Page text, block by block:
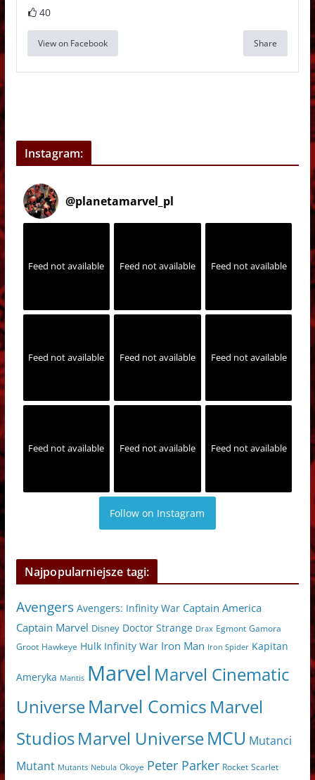
40
View on Facebook Share
Instagram:
@planetamarvel_pl
Feed not available Feed not available Feed not available
Feed not available Feed not available Feed not available
Feed not available Feed not available Feed not available
Follow on Instagram
Najpopularniejsze tagi:
Avengers Avengers: Infinity War Captain America
Captain Marvel Disney Doctor Strange Drax Egmont Gamora
Groot Hawkeye Hulk Infinity War Iron Man Iron Spider Kapitan
Ameryka Mantis Marvel Marvel Cinematic
UniverseMarvel Comics Marvel
StudiosMarvel UniverseMCU Mutanci
Mutant Mutants Nebula Okoye Peter Parker Rocket Scarlet